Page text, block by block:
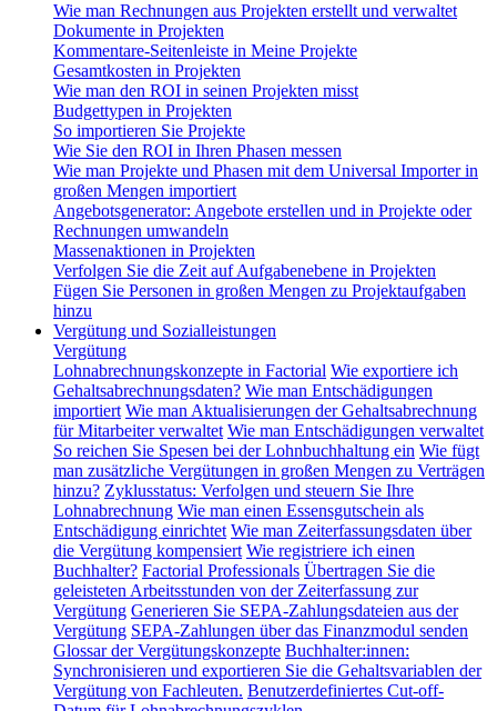
Wie man Rechnungen aus Projekten erstellt und verwaltet
Dokumente in Projekten
Kommentare-Seitenleiste in Meine Projekte
Gesamtkosten in Projekten
Wie man den ROI in seinen Projekten misst
Budgettypen in Projekten
So importieren Sie Projekte
Wie Sie den ROI in Ihren Phasen messen
Wie man Projekte und Phasen mit dem Universal Importer in
großen Mengen importiert
Angebotsgenerator: Angebote erstellen und in Projekte oder
Rechnungen umwandeln
Massenaktionen in Projekten
Verfolgen Sie die Zeit auf Aufgabenebene in Projekten
Fügen Sie Personen in großen Mengen zu Projektaufgaben
hinzu
Vergütung und Sozialleistungen
Vergütung
Lohnabrechnungskonzepte in Factorial Wie exportiere ich
Gehaltsabrechnungsdaten? Wie man Entschädigungen
importiert Wie man Aktualisierungen der Gehaltsabrechnung
für Mitarbeiter verwaltet Wie man Entschädigungen verwaltet
So reichen Sie Spesen bei der Lohnbuchhaltung ein Wie fügt
man zusätzliche Vergütungen in großen Mengen zu Verträgen
hinzu? Zyklusstatus: Verfolgen und steuern Sie Ihre
Lohnabrechnung Wie man einen Essensgutschein als
Entschädigung einrichtet Wie man Zeiterfassungsdaten über
die Vergütung kompensiert Wie registriere ich einen
Buchhalter? Factorial Professionals Übertragen Sie die
geleisteten Arbeitsstunden von der Zeiterfassung zur
Vergütung Generieren Sie SEPA-Zahlungsdateien aus der
Vergütung SEPA-Zahlungen über das Finanzmodul senden
Glossar der Vergütungskonzepte Buchhalter:innen:
Synchronisieren und exportieren Sie die Gehaltsvariablen der
Vergütung von Fachleuten. Benutzerdefiniertes Cut-off-